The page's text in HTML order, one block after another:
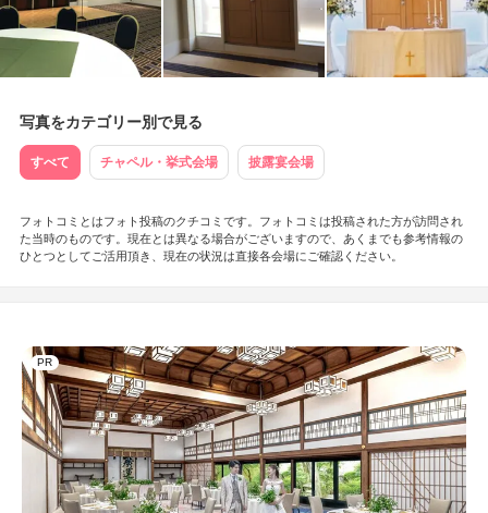
写真をカテゴリー別で見る
すべて チャペル・挙式会場 披露宴会場
フォトコミとはフォト投稿のクチコミです。フォトコミは投稿された方が訪問され
た当時のものです。現在とは異なる場合がございますので、あくまでも参考情報の
ひとつとしてご活用頂き、現在の状況は直接各会場にご確認ください。
PR